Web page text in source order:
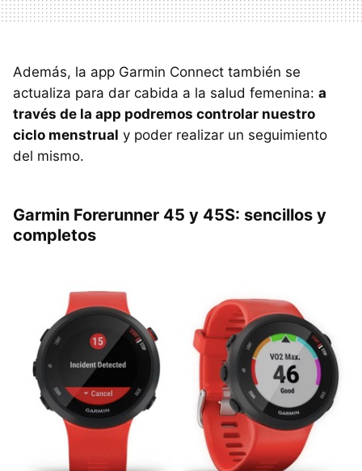
Además, la app Garmin Connect también se
actualiza para dar cabida a la salud femenina: a
través de la app podremos controlar nuestro
ciclo menstrual y poder realizar un seguimiento
del mismo.
Garmin Forerunner 45 y 45S: sencillos y
completos